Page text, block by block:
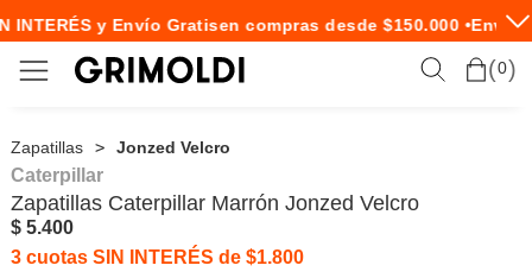
INTERÉS y Envío Gratisen compras desde $150.000 • Envío
0
Zapatillas Jonzed Velcro
Caterpillar
Zapatillas Caterpillar Marrón Jonzed Velcro
$ 5.400
3 cuotas SIN INTERÉS de $1.800